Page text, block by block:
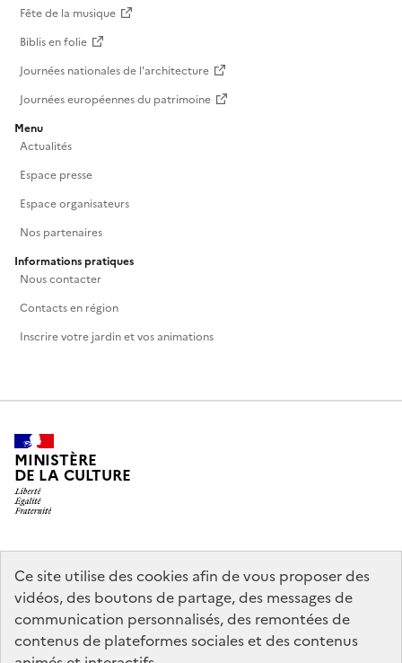
Ce site utilise des cookies afin de vous proposer des
vidéos, des boutons de partage, des messages de
communication personnalisés, des remontées de
contenus de plateformes sociales et des contenus
Fête de la musique
Biblis en folie
Journées nationales de l'architecture
Journées européennes du patrimoine
Menu
Actualités
Espace presse
Espace organisateurs
Nos partenaires
Informations pratiques
Nous contacter
Contacts en région
Inscrire votre jardin et vos animations
MINISTÈRE
DE LA CULTURE
legifrance.gouv.fr
info.gouv.fr
service-public.gouv.fr
data.gouv.fr